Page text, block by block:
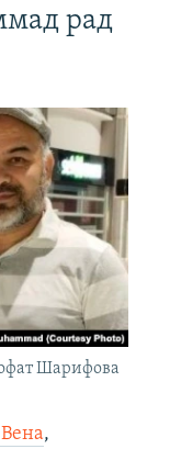
рад
Шарифова
,